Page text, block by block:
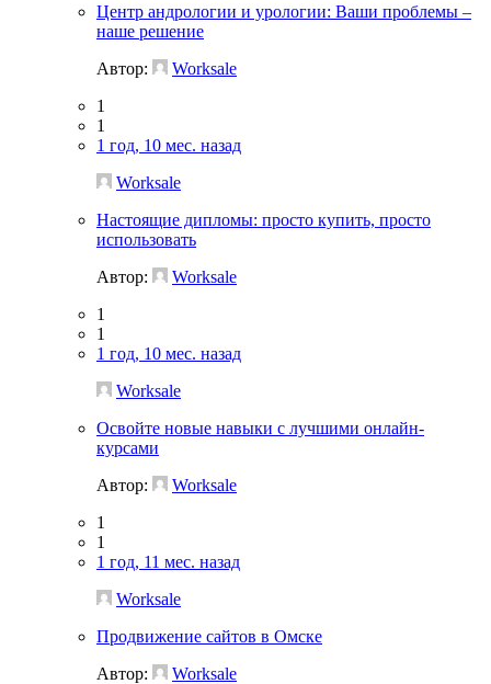
Центр андрологии и урологии: Ваши проблемы –
наше решение
Автор:
Worksale
1
1
1 год, 10 мес. назад
Worksale
Настоящие дипломы: просто купить, просто
использовать
Автор:
Worksale
1
1
1 год, 10 мес. назад
Worksale
Освойте новые навыки с лучшими онлайн-
курсами
Автор:
Worksale
1
1
1 год, 11 мес. назад
Worksale
Продвижение сайтов в Омске
Автор:
Worksale